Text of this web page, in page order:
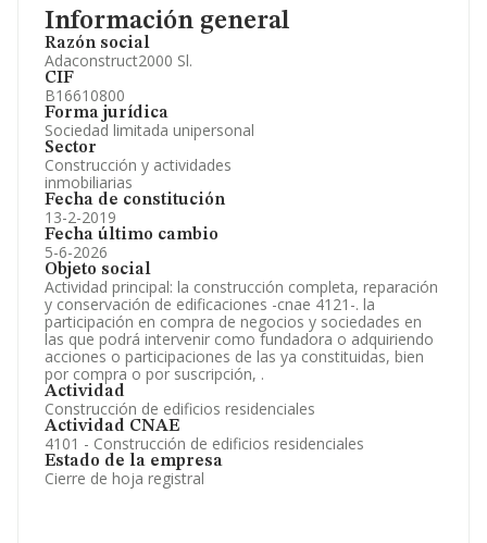
Información general
Razón social
Adaconstruct2000 Sl.
CIF
B16610800
Forma jurídica
Sociedad limitada unipersonal
Sector
Construcción y actividades
inmobiliarias
Fecha de constitución
13-2-2019
Fecha último cambio
5-6-2026
Objeto social
Actividad principal: la construcción completa, reparación
y conservación de edificaciones -cnae 4121-. la
participación en compra de negocios y sociedades en
las que podrá intervenir como fundadora o adquiriendo
acciones o participaciones de las ya constituidas, bien
por compra o por suscripción, .
Actividad
Construcción de edificios residenciales
Actividad CNAE
4101 - Construcción de edificios residenciales
Estado de la empresa
Cierre de hoja registral
Información oficial y registral complementaria.